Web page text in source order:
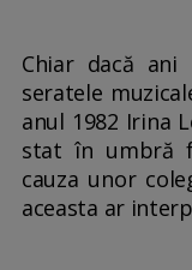
Chiar dacă
seratele
anul 1982 Irina
stat în umbră
cauza unor
aceasta ar